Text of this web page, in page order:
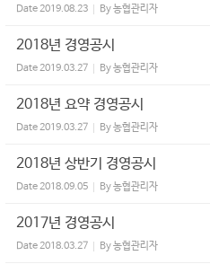
Date2019.08.23 By농협관리자
2018년 경영공시
Date2019.03.27 By농협관리자
2018년 요약 경영공시
Date2019.03.27 By농협관리자
2018년 상반기 경영공시
Date2018.09.05 By농협관리자
2017년 경영공시
Date2018.03.27 By농협관리자